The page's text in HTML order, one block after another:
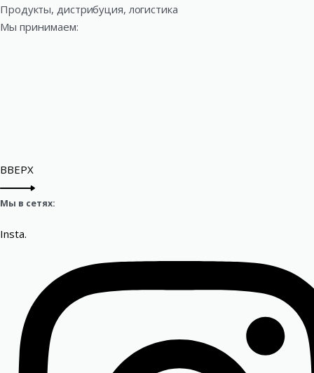
Продукты, дистрибуция, логистика
Мы принимаем:
ВВЕРХ
Мы в сетях:
Insta.